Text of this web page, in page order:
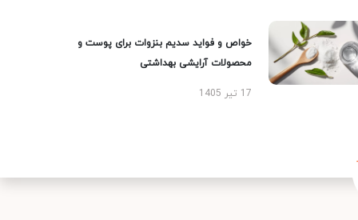
خواص و فواید سدیم بنزوات برای پوست و
محصولات آرایشی بهداشتی
17 تیر 1405